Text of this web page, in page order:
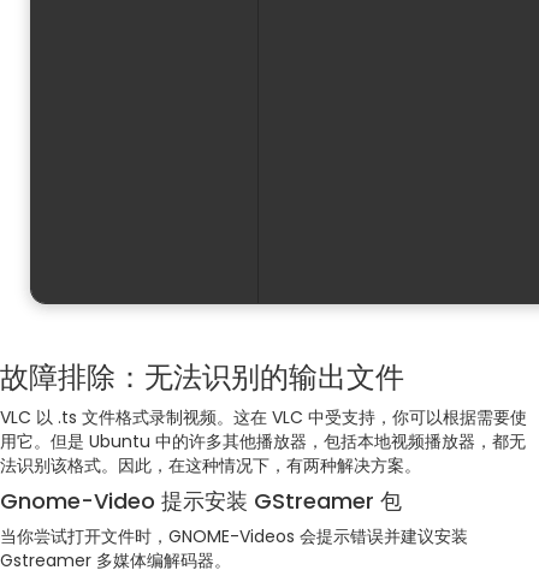
故障排除：无法识别的输出文件
VLC 以 .ts 文件格式录制视频。这在 VLC 中受支持，你可以根据需要使
用它。但是 Ubuntu 中的许多其他播放器，包括本地视频播放器，都无
法识别该格式。因此，在这种情况下，有两种解决方案。
Gnome-Video 提示安装 GStreamer 包
当你尝试打开文件时，GNOME-Videos 会提示错误并建议安装
Gstreamer 多媒体编解码器。